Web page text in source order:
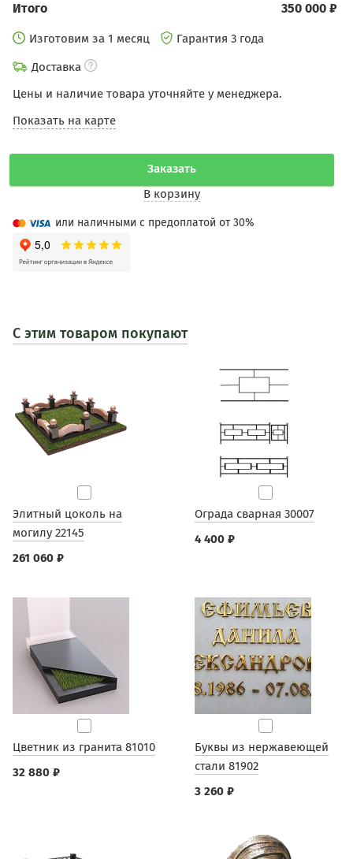
350 000 ₽
Итого
Изготовим за 1 месяц
Гарантия 3 года
Доставка
Цены и наличие товара уточняйте у менеджера.
Показать на карте
Заказать
В корзину
или наличными с предоплатой от 30%
С этим товаром покупают
Элитный цоколь на
могилу 22145
261 060 ₽
Ограда сварная 30007
4 400 ₽
Цветник из гранита 81010
32 880 ₽
Буквы из нержавеющей
стали 81902
3 260 ₽